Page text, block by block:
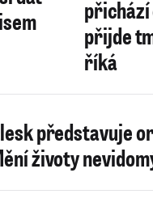
přichází
přijde
říká
představuje
životy